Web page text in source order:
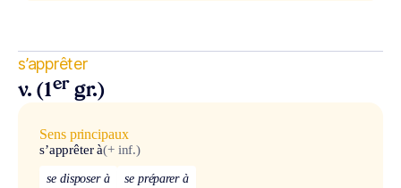
s’apprêter
v. (1er gr.)
Sens principaux
s’apprêter à(+ inf.)
se disposer à se préparer à